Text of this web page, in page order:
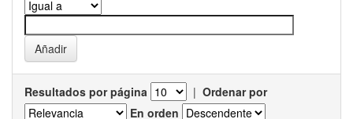
Resultados por página | Ordenar por
En orden